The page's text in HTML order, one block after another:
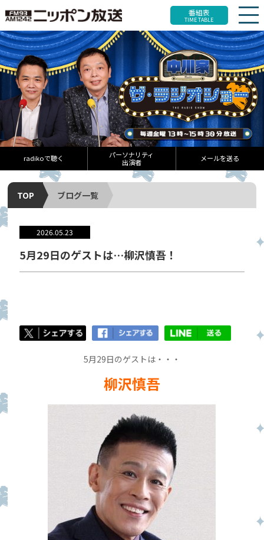
番組表
TIME TABLE
radikoで聴く
パーソナリティ
出演者
メールを送る
TOP ブログ一覧
2026.05.23
5月29日のゲストは…柳沢慎吾！
5月29日のゲストは・・・
柳沢慎吾